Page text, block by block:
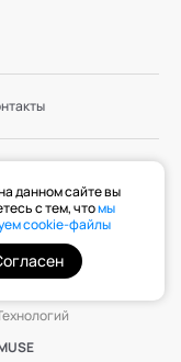
сервисов и
«Cookie» — файлы,
веб-сайта. Если
настройки
данном сайте вы
с тем, чтомы
cookie-файлы